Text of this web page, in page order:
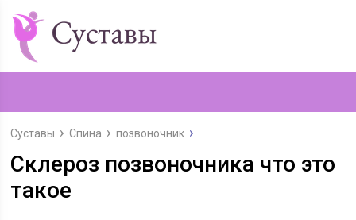
Суставы Спина позвоночник
Склероз позвоночника что это
такое